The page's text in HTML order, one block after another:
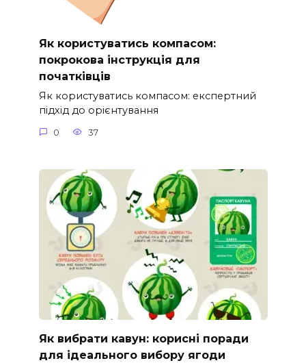
Як користуватись компасом:
покрокова інструкція для
початківців
Як користуватись компасом: експертний
підхід до орієнтування
0 37
Як вибрати кавун: корисні поради
для ідеального вибору ягоди